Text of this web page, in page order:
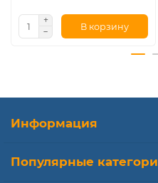
В корзину
Информация
Популярные